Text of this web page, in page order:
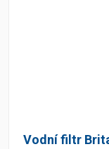
Vodní filtr